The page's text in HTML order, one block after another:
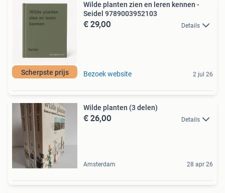
Scherpste prijs
Wilde planten zien en leren kennen -
Seidel 9789003952103
€ 29,00 Details
Bezoek website 2 jul 26
Wilde planten (3 delen)
€ 26,00 Details
Amsterdam 28 apr 26